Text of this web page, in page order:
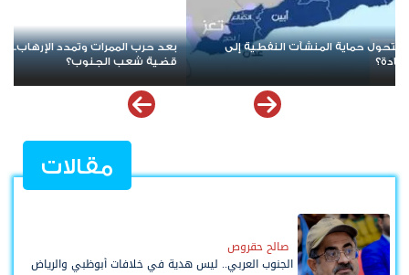
قراءة
عندما تُباع القضايا الوطنية بالمناصب... كيف يقود الارتهان
مقالات
صالح حقروص
الجنوب العربي.. ليس هدية في خلافات أبوظبي والرياض